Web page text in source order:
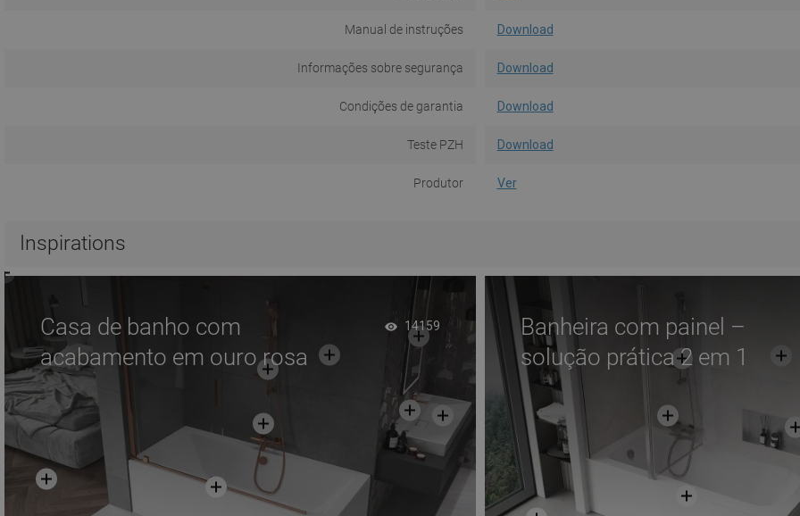
Manual de instruções Download
Informações sobre segurança Download
Condições de garantia Download
Teste PZH Download
Produtor Ver
Inspirations
Casa de banho com
acabamento em ouro rosa
14159
Banheira com painel –
solução prática 2 em 1